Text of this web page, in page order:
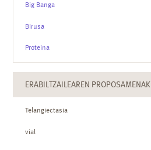
Big Banga
Birusa
Proteina
ERABILTZAILEAREN PROPOSAMENAK
Telangiectasia
vial